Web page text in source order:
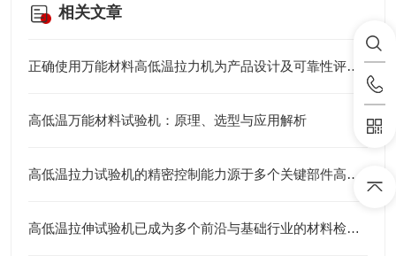
相关文章
正确使用万能材料高低温拉力机为产品设计及可靠性评估提供关键数据
高低温万能材料试验机：原理、选型与应用解析
高低温拉力试验机的精密控制能力源于多个关键部件高度集成
高低温拉伸试验机已成为多个前沿与基础行业的材料检测仪器